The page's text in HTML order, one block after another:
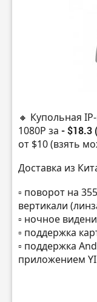
🔸 Купольная
1080P за - $18.3
от $10 (взять
Доставка из
▫️ поворот на
вертикали
▫️ ночное
▫️ поддержка
▫️ поддержка
приложением